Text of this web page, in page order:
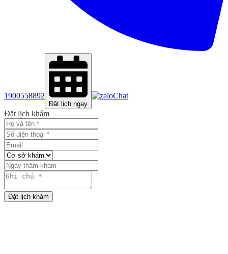
1900558892
Đặt lịch ngay
Chat
Đặt lịch khám
Đặt lịch khám